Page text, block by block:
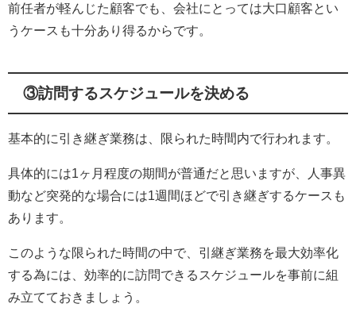
前任者が軽んじた顧客でも、会社にとっては大口顧客とい
うケースも十分あり得るからです。
③訪問するスケジュールを決める
基本的に引き継ぎ業務は、限られた時間内で行われます。
具体的には1ヶ月程度の期間が普通だと思いますが、人事異
動など突発的な場合には1週間ほどで引き継ぎするケースも
あります。
このような限られた時間の中で、引継ぎ業務を最大効率化
する為には、効率的に訪問できるスケジュールを事前に組
み立てておきましょう。